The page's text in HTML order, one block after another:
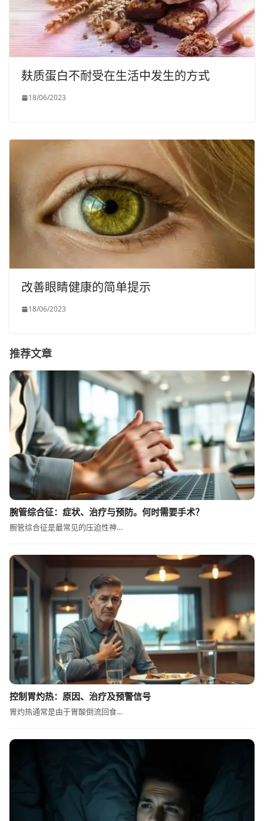
麸质蛋白不耐受在生活中发生的方式
18/06/2023
改善眼睛健康的简单提示
18/06/2023
推荐文章
腕管综合征：症状、治疗与预防。何时需要手术？
腕管综合征是最常见的压迫性神…
控制胃灼热：原因、治疗及预警信号
胃灼热通常是由于胃酸倒流回食…